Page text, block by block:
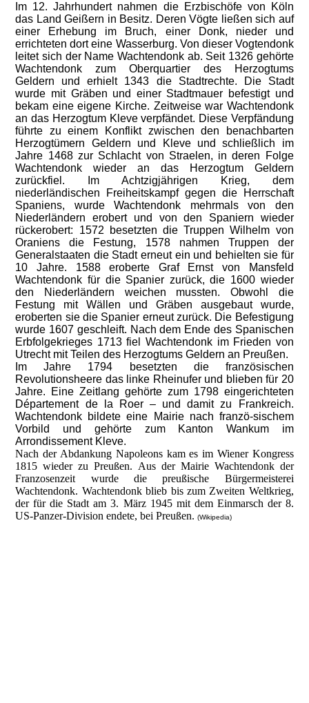
Im 12. Jahrhundert nahmen die Erzbischöfe von Köln
das Land Geißern in Besitz. Deren Vögte ließen sich auf
einer Erhebung im Bruch, einer Donk, nieder und
errichteten dort eine Wasserburg. Von dieser Vogtendonk
leitet sich der Name Wachtendonk ab. Seit 1326 gehörte
Wachtendonk zum Oberquartier des Herzogtums
Geldern und erhielt 1343 die Stadtrechte. Die Stadt
wurde mit Gräben und einer Stadtmauer befestigt und
bekam eine eigene Kirche. Zeitweise war Wachtendonk
an das Herzogtum Kleve verpfändet. Diese Verpfändung
führte zu einem Konflikt zwischen den benachbarten
Herzogtümern Geldern und Kleve und schließlich im
Jahre 1468 zur Schlacht von Straelen, in deren Folge
Wachtendonk wieder an das Herzogtum Geldern
zurückfiel. Im Achtzigjährigen Krieg, dem
niederländischen Freiheitskampf gegen die Herrschaft
Spaniens, wurde Wachtendonk mehrmals von den
Niederländern erobert und von den Spaniern wieder
rückerobert: 1572 besetzten die Truppen Wilhelm von
Oraniens die Festung, 1578 nahmen Truppen der
Generalstaaten die Stadt erneut ein und behielten sie für
10 Jahre. 1588 eroberte Graf Ernst von Mansfeld
Wachtendonk für die Spanier zurück, die 1600 wieder
den Niederländern weichen mussten. Obwohl die
Festung mit Wällen und Gräben ausgebaut wurde,
eroberten sie die Spanier erneut zurück. Die Befestigung
wurde 1607 geschleift. Nach dem Ende des Spanischen
Erbfolgekrieges 1713 fiel Wachtendonk im Frieden von
Utrecht mit Teilen des Herzogtums Geldern an Preußen.
Im Jahre 1794 besetzten die französischen
Revolutionsheere das linke Rheinufer und blieben für 20
Jahre. Eine Zeitlang gehörte zum 1798 eingerichteten
Département de la Roer – und damit zu Frankreich.
Wachtendonk bildete eine Mairie nach franzö-sischem
Vorbild und gehörte zum Kanton Wankum im
Arrondissement Kleve.
Nach der Abdankung Napoleons kam es im Wiener Kongress
1815 wieder zu Preußen. Aus der Mairie Wachtendonk der
Franzosenzeit wurde die preußische Bürgermeisterei
Wachtendonk. Wachtendonk blieb bis zum Zweiten Weltkrieg,
der für die Stadt am 3. März 1945 mit dem Einmarsch der 8.
US-Panzer-Division endete, bei Preußen.(Wikipedia)